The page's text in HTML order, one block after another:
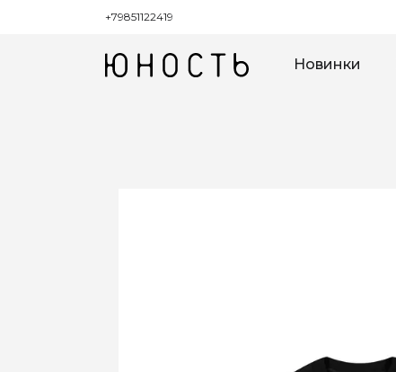
+79851122419
Новинки